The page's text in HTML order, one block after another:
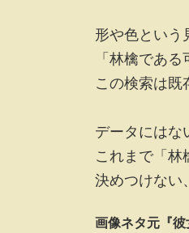
形や色という
「林檎であ
この検索は既
データにはな
これまで「林
決めつけない
画像ネタ元『彼